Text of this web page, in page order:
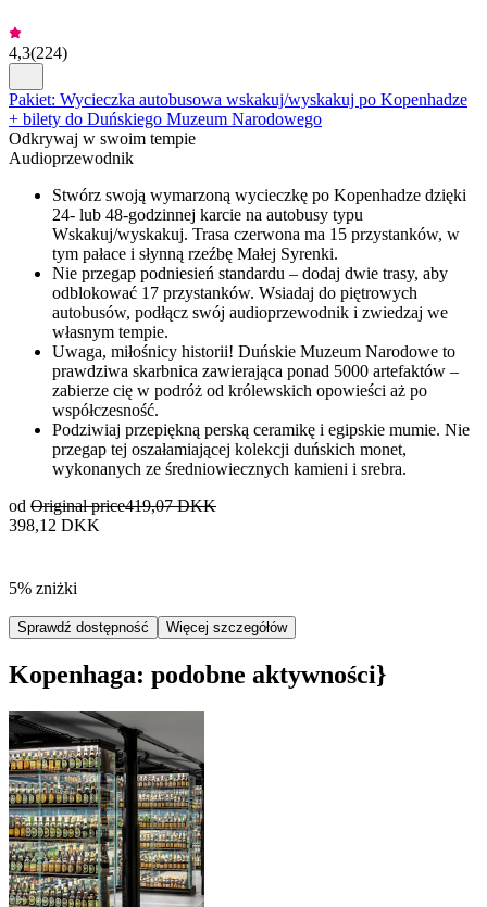
4,3(224)
Pakiet: Wycieczka autobusowa wskakuj/wyskakuj po Kopenhadze
+ bilety do Duńskiego Muzeum Narodowego
Odkrywaj w swoim tempie
Audioprzewodnik
Stwórz swoją wymarzoną wycieczkę po Kopenhadze dzięki
24- lub 48-godzinnej karcie na autobusy typu
Wskakuj/wyskakuj. Trasa czerwona ma 15 przystanków, w
tym pałace i słynną rzeźbę Małej Syrenki.
Nie przegap podniesień standardu – dodaj dwie trasy, aby
odblokować 17 przystanków. Wsiadaj do piętrowych
autobusów, podłącz swój audioprzewodnik i zwiedzaj we
własnym tempie.
Uwaga, miłośnicy historii! Duńskie Muzeum Narodowe to
prawdziwa skarbnica zawierająca ponad 5000 artefaktów –
zabierze cię w podróż od królewskich opowieści aż po
współczesność.
Podziwiaj przepiękną perską ceramikę i egipskie mumie. Nie
przegap tej oszałamiającej kolekcji duńskich monet,
wykonanych ze średniowiecznych kamieni i srebra.
od Original price419,07 DKK
398,12 DKK
5% zniżki
Sprawdź dostępność Więcej szczegółów
Kopenhaga: podobne aktywności}